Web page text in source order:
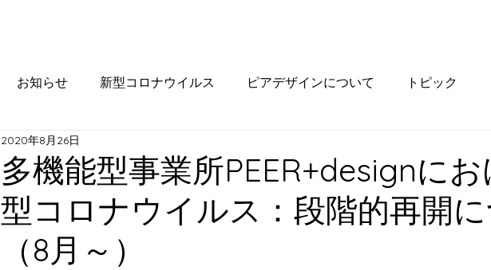
お知らせ 新型コロナウイルス ピアデザインについて トピック
多機能型事業所PEER+designに
型コロナウイルス：段階的再開
（8月～）
2020年8月26日